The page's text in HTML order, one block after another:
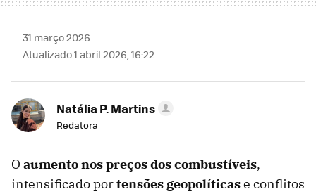
31 março 2026
Atualizado 1 abril 2026, 16:22
Natália P. Martins
Redatora
O aumento nos preços dos combustíveis,
intensificado portensões geopolíticase conflitos